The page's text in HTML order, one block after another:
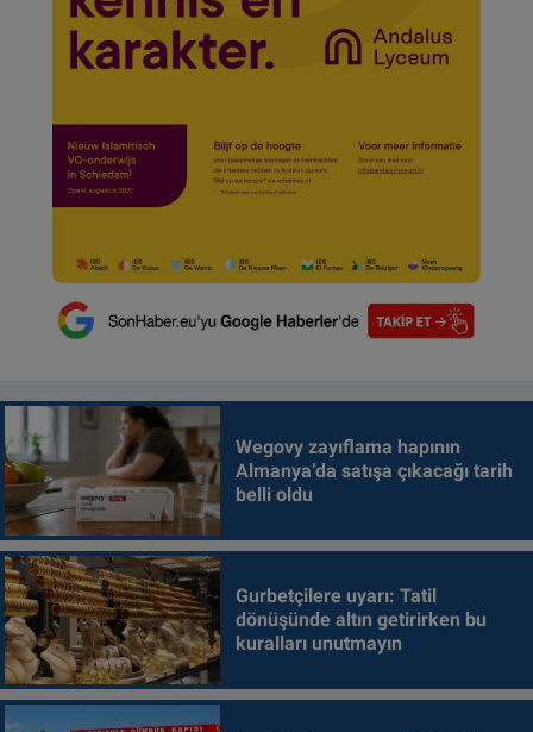
Wegovy zayıflama hapının
Almanya’da satışa çıkacağı tarih
belli oldu
Gurbetçilere uyarı: Tatil
dönüşünde altın getirirken bu
kuralları unutmayın